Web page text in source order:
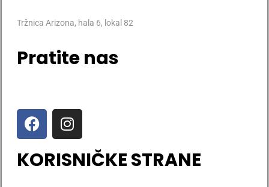
Tržnica Arizona, hala 6, lokal 82
Pratite nas
KORISNIČKE STRANE